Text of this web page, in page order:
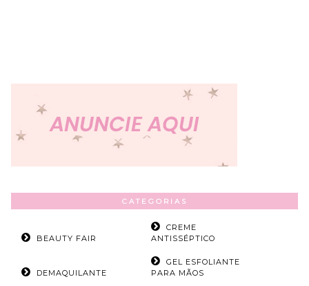
CATEGORIAS
BEAUTY FAIR
CREME
ANTISSÉPTICO
DEMAQUILANTE
GEL ESFOLIANTE
PARA MÃOS